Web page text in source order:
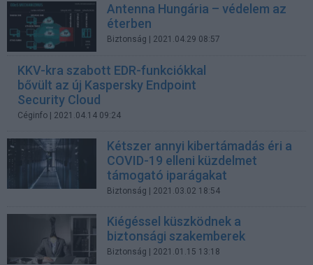
Antenna Hungária – védelem az
éterben
Biztonság | 2021.04.29 08:57
KKV-kra szabott EDR-funkciókkal
bővült az új Kaspersky Endpoint
Security Cloud
Céginfo | 2021.04.14 09:24
Kétszer annyi kibertámadás éri a
COVID-19 elleni küzdelmet
támogató iparágakat
Biztonság | 2021.03.02 18:54
Kiégéssel küszködnek a
biztonsági szakemberek
Biztonság | 2021.01.15 13:18